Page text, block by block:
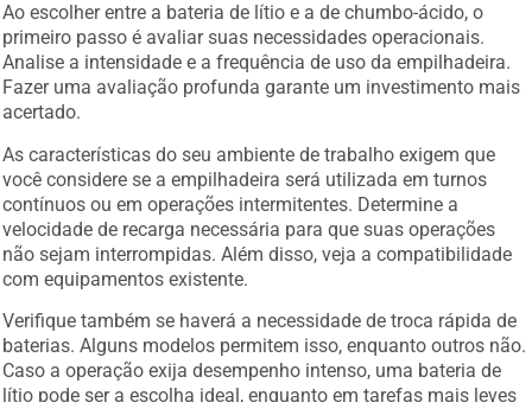
Ao escolher entre a bateria de lítio e a de chumbo-ácido, o
primeiro passo é avaliar suas necessidades operacionais.
Analise a intensidade e a frequência de uso da empilhadeira.
Fazer uma avaliação profunda garante um investimento mais
acertado.
As características do seu ambiente de trabalho exigem que
você considere se a empilhadeira será utilizada em turnos
contínuos ou em operações intermitentes. Determine a
velocidade de recarga necessária para que suas operações
não sejam interrompidas. Além disso, veja a compatibilidade
com equipamentos existente.
Verifique também se haverá a necessidade de troca rápida de
baterias. Alguns modelos permitem isso, enquanto outros não.
Caso a operação exija desempenho intenso, uma bateria de
lítio pode ser a escolha ideal, enquanto em tarefas mais leves